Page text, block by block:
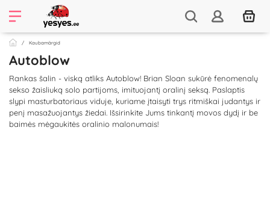
Kaubamärgid
Autoblow
Rankas šalin - viską atliks Autoblow! Brian Sloan sukūrė fenomenalų
sekso žaisliuką solo partijoms, imituojantį oralinį seksą. Paslaptis
slypi masturbatoriaus viduje, kuriame įtaisyti trys ritmiškai judantys ir
penį masažuojantys žiedai. Išsirinkite Jums tinkantį movos dydį ir be
baimės mėgaukitės oralinio malonumais!